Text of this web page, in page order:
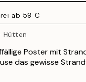
ab 59 €
Hütten
Poster mit
das gewisse